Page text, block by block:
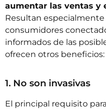
aumentar las ventas y
Resultan
consumidores
informados de las
ofrecen otros beneficios:
1. No son invasivas
El principal requisito